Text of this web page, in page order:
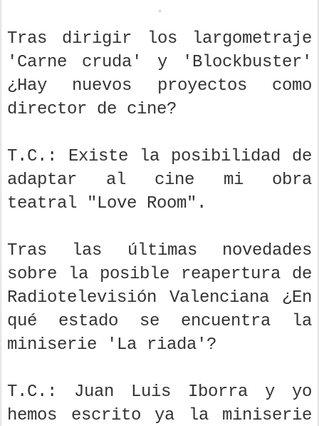
Tras dirigir los largometraje
'Carne cruda' y 'Blockbuster'
¿Hay nuevos proyectos como
director de cine?
T.C.: Existe la posibilidad de
adaptar al cine mi obra
teatral "Love Room".
Tras las últimas novedades
sobre la posible reapertura de
Radiotelevisión Valenciana ¿En
qué estado se encuentra la
miniserie 'La riada'?
T.C.: Juan Luis Iborra y yo
hemos escrito ya la miniserie